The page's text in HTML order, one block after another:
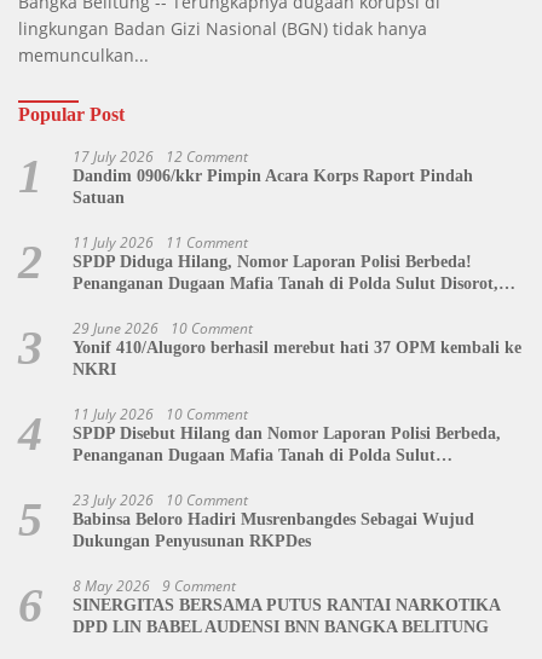
lingkungan Badan Gizi Nasional (BGN) tidak hanya
memunculkan...
Popular Post
1 17 July 2026 12 Comment
Dandim 0906/kkr Pimpin Acara Korps Raport Pindah
Satuan
2 11 July 2026 11 Comment
SPDP Diduga Hilang, Nomor Laporan Polisi Berbeda!
Penanganan Dugaan Mafia Tanah di Polda Sulut Disorot,
3 29 June 2026 10 Comment
Yonif 410/Alugoro berhasil merebut hati 37 OPM kembali ke
NKRI
4 11 July 2026 10 Comment
SPDP Disebut Hilang dan Nomor Laporan Polisi Berbeda,
Penanganan Dugaan Mafia Tanah di Polda Sulut
5 23 July 2026 10 Comment
Babinsa Beloro Hadiri Musrenbangdes Sebagai Wujud
Dukungan Penyusunan RKPDes
6 8 May 2026 9 Comment
SINERGITAS BERSAMA PUTUS RANTAI NARKOTIKA
DPD LIN BABEL AUDENSI BNN BANGKA BELITUNG